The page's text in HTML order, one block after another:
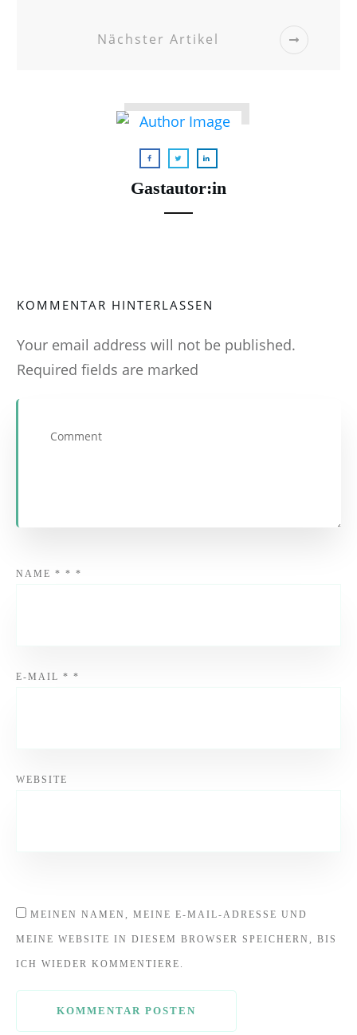
Nächster Artikel
Gastautor:in
KOMMENTAR HINTERLASSEN
Your email address will not be published.
Required fields are marked
NAME * * *
E-MAIL * *
WEBSITE
MEINEN NAMEN, MEINE E-MAIL-ADRESSE UND
MEINE WEBSITE IN DIESEM BROWSER SPEICHERN, BIS
ICH WIEDER KOMMENTIERE.
KOMMENTAR POSTEN